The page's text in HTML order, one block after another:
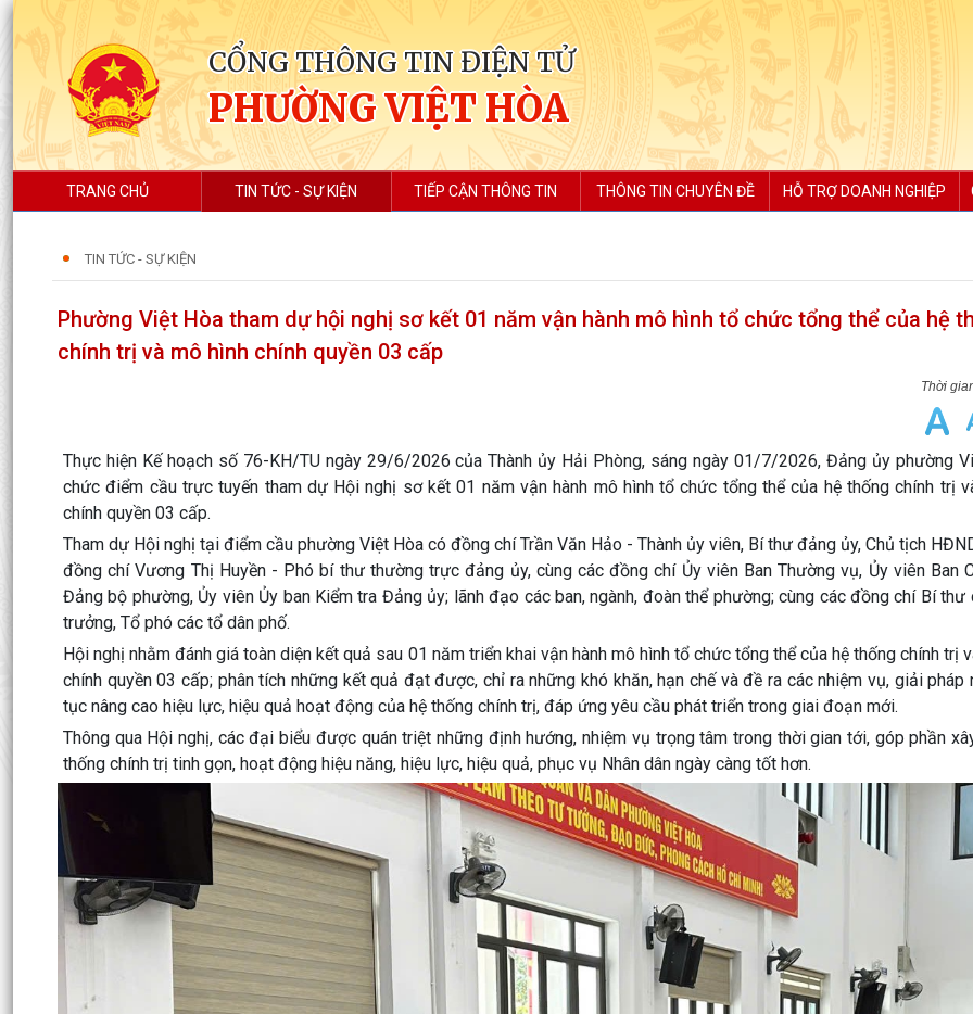
CỔNG THÔNG TIN ĐIỆN TỬ
PHƯỜNG VIỆT HÒA
TRANG CHỦ TIN TỨC - SỰ KIỆN TIẾP CẬN THÔNG TIN THÔNG TIN CHUYÊN ĐỀ HỖ TRỢ DOANH NGHIỆP
TIN TỨC - SỰ KIỆN
Phường Việt Hòa tham dự hội nghị sơ kết 01 năm vận hành mô hình tổ chức tổng thể của hệ
chính trị và mô hình chính quyền 03 cấp
Thực hiện Kế hoạch số 76-KH/TU ngày 29/6/2026 của Thành ủy Hải Phòng, sáng ngày 01/7/2026, Đảng ủy phường
chức điểm cầu trực tuyến tham dự Hội nghị sơ kết 01 năm vận hành mô hình tổ chức tổng thể của hệ thống chính trị
chính quyền 03 cấp.
Tham dự Hội nghị tại điểm cầu phường Việt Hòa có đồng chí Trần Văn Hảo - Thành ủy viên, Bí thư đảng ủy, Chủ tịch
đồng chí Vương Thị Huyền - Phó bí thư thường trực đảng ủy, cùng các đồng chí Ủy viên Ban Thường vụ, Ủy viên Ban
Đảng bộ phường, Ủy viên Ủy ban Kiểm tra Đảng ủy; lãnh đạo các ban, ngành, đoàn thể phường; cùng các đồng chí Bí thư
trưởng, Tổ phó các tổ dân phố.
Hội nghị nhằm đánh giá toàn diện kết quả sau 01 năm triển khai vận hành mô hình tổ chức tổng thể của hệ thống chính trị
chính quyền 03 cấp; phân tích những kết quả đạt được, chỉ ra những khó khăn, hạn chế và đề ra các nhiệm vụ, giải pháp
tục nâng cao hiệu lực, hiệu quả hoạt động của hệ thống chính trị, đáp ứng yêu cầu phát triển trong giai đoạn mới.
Thông qua Hội nghị, các đại biểu được quán triệt những định hướng, nhiệm vụ trọng tâm trong thời gian tới, góp phần
thống chính trị tinh gọn, hoạt động hiệu năng, hiệu lực, hiệu quả, phục vụ Nhân dân ngày càng tốt hơn.